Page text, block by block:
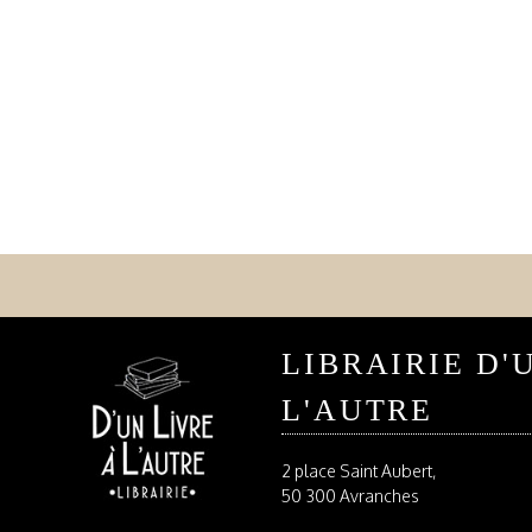
LIBRAIRIE
L'AUTRE
2 place Saint Aubert,
50 300 Avranches